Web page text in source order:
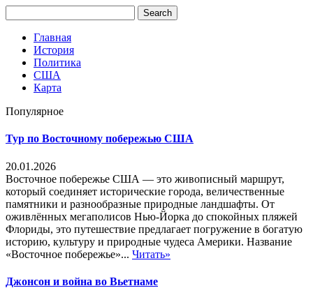
Главная
История
Политика
США
Карта
Популярное
Тур по Восточному побережью США
20.01.2026
Восточное побережье США — это живописный маршрут,
который соединяет исторические города, величественные
памятники и разнообразные природные ландшафты. От
оживлённых мегаполисов Нью-Йорка до спокойных пляжей
Флориды, это путешествие предлагает погружение в богатую
историю, культуру и природные чудеса Америки. Название
«Восточное побережье»... Читать»
Джонсон и война во Вьетнаме